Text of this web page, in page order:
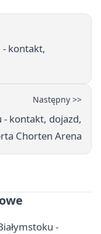
- kontakt,
Następny >>
- kontakt, dojazd,
Chorten Arena
-